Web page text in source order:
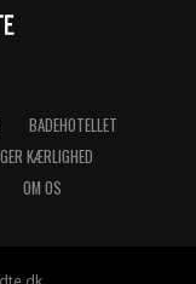
BADEHOTELLET
KÆRLIGHED
OM OS